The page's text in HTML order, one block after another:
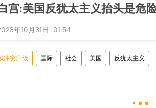
宫:美国反犹太主义抬头是危
年10月31日, 01:54
冲突升级 国际 社会 美国 反犹太主义